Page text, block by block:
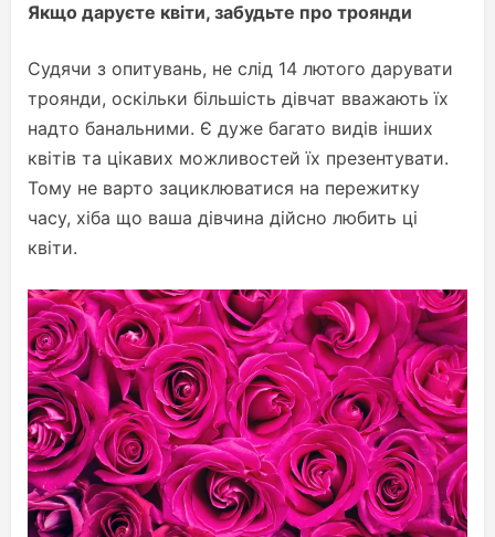
Якщо даруєте квіти, забудьте про троянди
Судячи з опитувань, не слід 14 лютого дарувати
троянди, оскільки більшість дівчат вважають їх
надто банальними. Є дуже багато видів інших
квітів та цікавих можливостей їх презентувати.
Тому не варто зациклюватися на пережитку
часу, хіба що ваша дівчина дійсно любить ці
квіти.